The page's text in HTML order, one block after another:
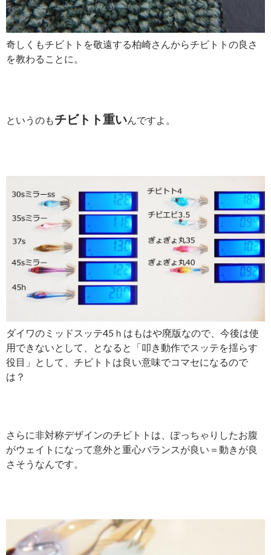
奇しくもチビトトを敬遠する柏崎さんからチビトトの良さ
を教わることに。
というのもチビトト重いんですよ。
ダイワのミッドスッテ45ｈはもはや廃版なので、今後は使
用できないとして、となると「叩き動作でスッテを揺らす
役目」として、チビトトは良い意味でコマセになるので
は？
さらに非対称デザインのチビトトは、ぽっちゃりしたお腹
がウェイトになって意外と重心バランスが良い＝動きが良
さそうなんです。